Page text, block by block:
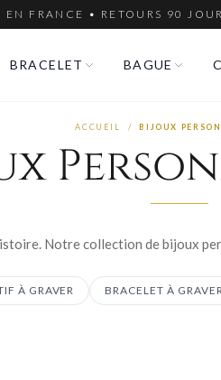
FRANCE • RETOURS 90
BRACELET BAGUE
ACCUEIL / BIJOUX
À GRAVER BRACELET À